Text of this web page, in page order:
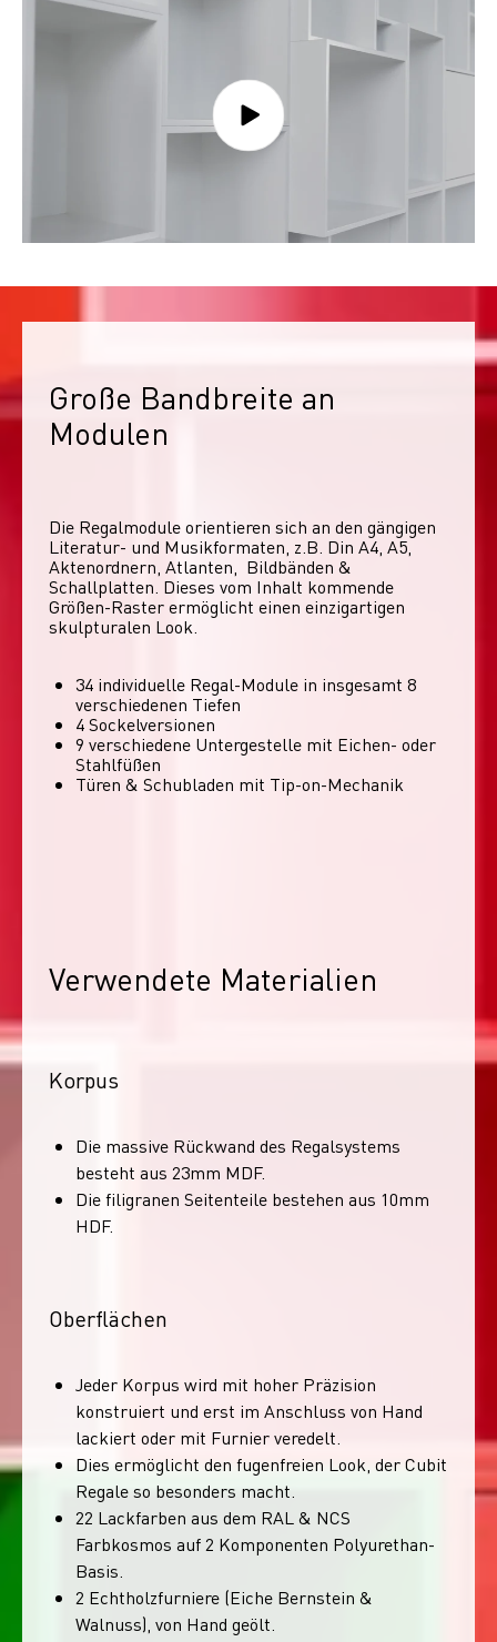
Große Bandbreite an
Modulen
Die Regalmodule orientieren sich an den gängigen
Literatur- und Musikformaten, z.B. Din A4, A5,
Aktenordnern, Atlanten,  Bildbänden &
Schallplatten. Dieses vom Inhalt kommende
Größen-Raster ermöglicht einen einzigartigen
skulpturalen Look.
34 individuelle Regal-Module​ in insgesamt 8
verschiedenen Tiefen
4 Sockelversionen​
9 verschiedene Untergestelle mit Eichen- oder
Stahlfüßen
Türen & Schubladen mit Tip-on-Mechanik
Verwendete Materialien
Korpus
Die massive Rückwand des Regalsystems
besteht aus 23mm MDF.
Die filigranen Seitenteile bestehen aus 10mm
HDF.
Oberflächen
Jeder Korpus wird mit hoher Präzision
konstruiert und erst im Anschluss von Hand
lackiert oder mit Furnier veredelt.
Dies ermöglicht den fugenfreien Look, der Cubit
Regale so besonders macht.
22 Lackfarben aus dem RAL & NCS
Farbkosmos auf 2 Komponenten Polyurethan-
Basis.
2 Echtholzfurniere (Eiche Bernstein &
Walnuss), von Hand geölt.